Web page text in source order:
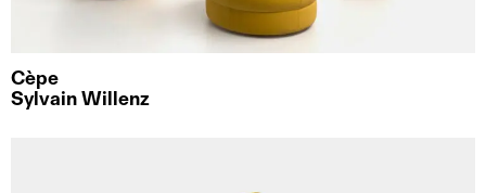
Cèpe
Sylvain Willenz